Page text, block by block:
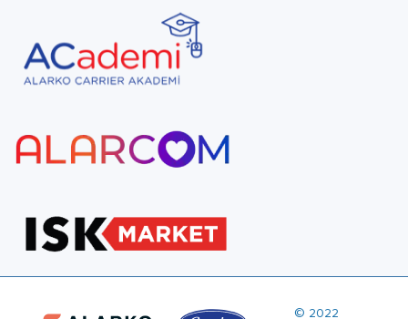
© 2022